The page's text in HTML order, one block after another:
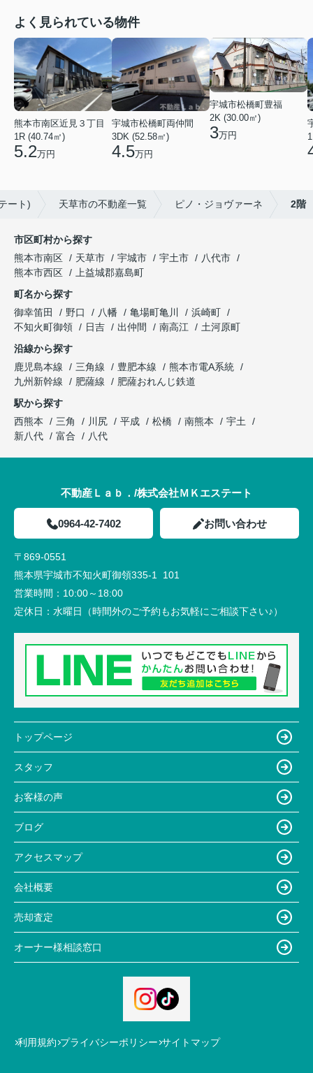
よく見られている物件
熊本市南区近見３丁目
1R (40.74㎡)
5.2万円
宇城市松橋町両仲間
3DK (52.58㎡)
4.5万円
宇城市松橋町豊福
2K (30.00㎡)
3万円
ート) 天草市の不動産一覧 ピノ・ジョヴァーネ 2階
市区町村から探す
熊本市南区
天草市 宇城市 宇土市
八代市
熊本市西区
上益城郡嘉島町
町名から探す
御幸笛田
野口 八幡 亀場町亀川
浜崎町
不知火町御領
日吉 出仲間 南高江
土河原町
沿線から探す
鹿児島本線
三角線 豊肥本線
熊本市電A系統
九州新幹線
肥薩線
肥薩おれんじ鉄道
駅から探す
西熊本
三角 川尻 平成 松橋 南熊本
宇土
新八代
富合 八代
不動産Ｌａｂ．/株式会社ＭＫエステート
0964-42-7402 お問い合わせ
〒869-0551
熊本県宇城市不知火町御領335-1 101
営業時間： 10:00～18:00
定休日： 水曜日（時間外のご予約もお気軽にご相談下さい♪）
トップページ
スタッフ
お客様の声
ブログ
アクセスマップ
会社概要
売却査定
オーナー様相談窓口
利用規約 プライバシーポリシー サイトマップ